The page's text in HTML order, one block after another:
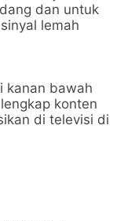
dan untuk
lemah
kanan bawah
konten
di televisi di